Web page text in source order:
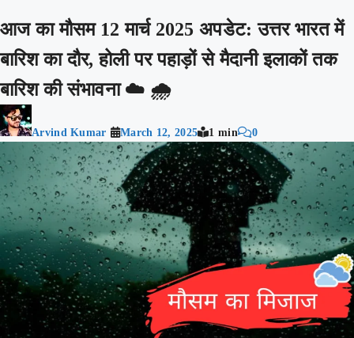
आज का मौसम 12 मार्च 2025 अपडेट: उत्तर भारत में
बारिश का दौर, होली पर पहाड़ों से मैदानी इलाकों तक
बारिश की संभावना ☁️ 🌧️
Arvind Kumar March 12, 2025 1 min 0